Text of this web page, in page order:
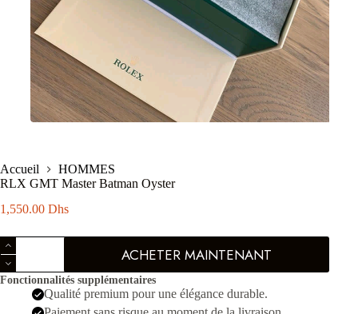
Accueil
HOMMES
RLX GMT Master Batman Oyster
1,550.00 Dhs
quantité
de
RLX
GMT
Master
Batman
ACHETER MAINTENANT
Fonctionnalités supplémentaires
Qualité premium pour une élégance durable.